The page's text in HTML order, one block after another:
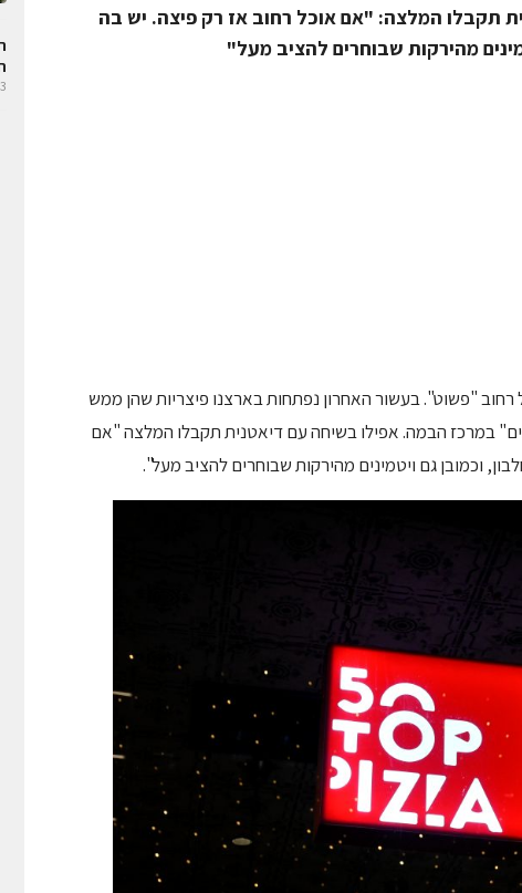
תקבלו המלצה: "אם אוכל רחוב אז רק פיצה. יש בה
מהירקות שבוחרים להציב מעל"
"פשוט". בעשור האחרון נפתחות בארצנו פיצריות שהן ממש
במרכז הבמה. אפילו בשיחה עם דיאטנית תקבלו המלצה "אם
וכמובן גם ויטמינים מהירקות שבוחרים להציב מעל".
13